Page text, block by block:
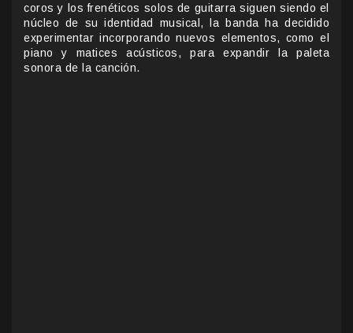
coros y los frenéticos solos de guitarra siguen siendo el
núcleo de su identidad musical, la banda ha decidido
experimentar incorporando nuevos elementos, como el
piano y matices acústicos, para expandir la paleta
sonora de la canción.